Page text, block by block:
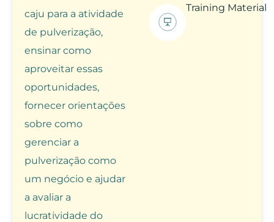
caju para a atividade
de pulverização,
ensinar como
aproveitar essas
oportunidades,
fornecer orientações
sobre como
gerenciar a
pulverização como
um negócio e ajudar
a avaliar a
lucratividade do
Training Material